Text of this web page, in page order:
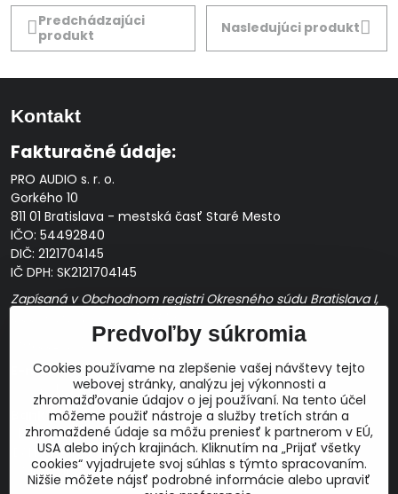
Predchádzajúci
produkt
Nasledujúci produkt
Kontakt
Fakturačné údaje:
PRO AUDIO s. r. o.
Gorkého 10
811 01 Bratislava - mestská časť Staré Mesto
IČO: 54492840
DIČ: 2121704145
IČ DPH: SK2121704145
Zapísaná v Obchodnom registri Okresného súdu Bratislava I,
Prevádzková doba: pracovné dni10:00 - 14:00
E-mail:
obchod@proaudio.sk
Bankové spojenie:
Slovenská sporiteľňa, a.s.
IBAN: SK48 0900 0000 0051 9050 9782
SWIFT: GIBASKBX
Predvoľby súkromia
Cookies používame na zlepšenie vašej návštevy tejto
webovej stránky, analýzu jej výkonnosti a
zhromažďovanie údajov o jej používaní. Na tento účel
môžeme použiť nástroje a služby tretích strán a
zhromaždené údaje sa môžu preniesť k partnerom v EÚ,
USA alebo iných krajinách. Kliknutím na „Prijať všetky
cookies“ vyjadrujete svoj súhlas s týmto spracovaním.
Nižšie môžete nájsť podrobné informácie alebo upraviť